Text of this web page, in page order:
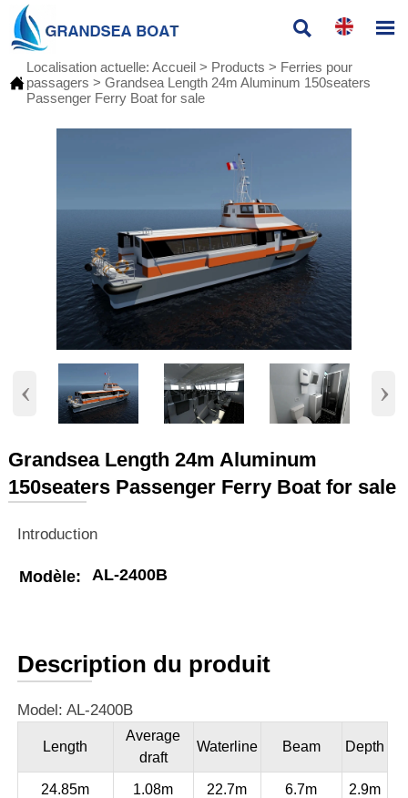
 

Localisation actuelle: Accueil> Products > Ferries pour
passagers > Grandsea Length 24m Aluminum 150seaters
Passenger Ferry Boat for sale
‹ ›
Grandsea Length 24m Aluminum
150seaters Passenger Ferry Boat for sale
Introduction
Modèle: AL-2400B
Description du produit
Model: AL-2400B
Length
Average
draft
Waterline Beam Depth
24.85m 1.08m 22.7m 6.7m 2.9m